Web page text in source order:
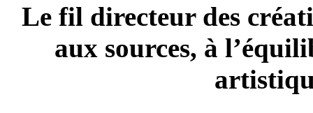
Le fil directeur des
aux sources, à